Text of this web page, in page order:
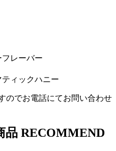
フレーバー
ティックハニー
のでお電話にてお問い合わせ
品 RECOMMEND